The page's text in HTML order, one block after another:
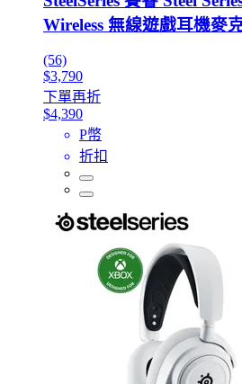
Wireless 無線遊戲耳機麥
(56)
$3,790
下單再折
$4,390
P幣
折扣